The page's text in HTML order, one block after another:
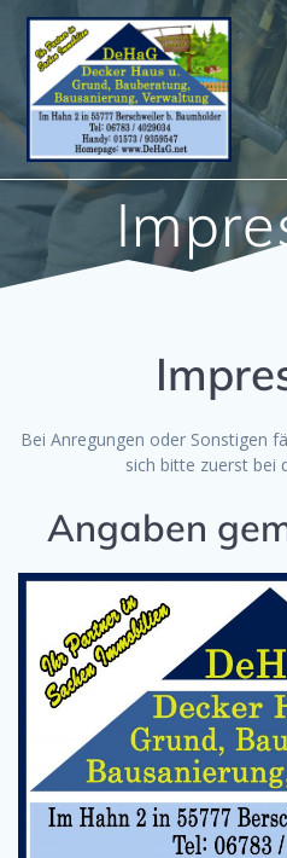
to
Bei Anregungen oder Sonstigen
sich bitte zuerst bei
Angaben